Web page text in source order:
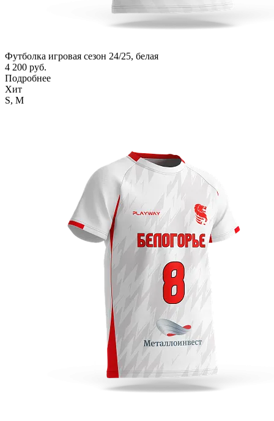
Футболка игровая сезон 24/25, белая
4 200 руб.
Подробнее
Хит
S, M